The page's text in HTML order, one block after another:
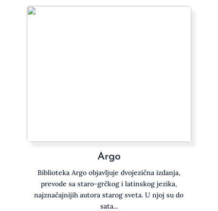
Argo
Biblioteka Argo objavljuje dvojezična izdanja,
prevode sa staro-grčkog i latinskog jezika,
najznačajnijih autora starog sveta. U njoj su do
sata...